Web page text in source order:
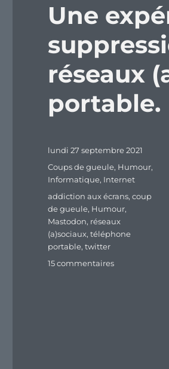
Une
réseaux
portable.
Publié
lundi 27 septembre 2021
Catégories
Coups de gueule, Humour,
Informatique, Internet
Étiquettes
addiction aux écrans,coup
de gueule, Humour,
Mastodon, réseaux
(a)sociaux,téléphone
portable,twitter
15 commentairessur